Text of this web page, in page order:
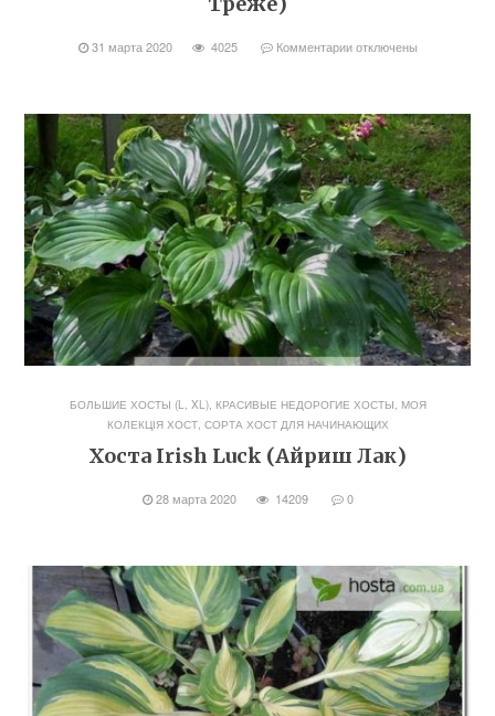
31 марта 2020 4025 Комментарииотключены
БОЛЬШИЕ ХОСТЫ (L, XL), КРАСИВЫЕ НЕДОРОГИЕ ХОСТЫ МОЯ
КОЛЕКЦІЯ ХОСТ, СОРТА ХОСТ ДЛЯ НАЧИНАЮЩИХ
Хоста Irish Luck (Айриш Лак)
28 марта 2020 14209 0